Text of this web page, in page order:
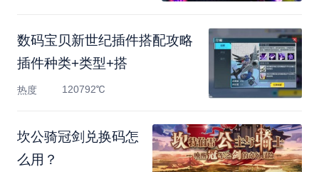
数码宝贝新世纪插件搭配攻略
插件种类+类型+搭
热度 120792℃
坎公骑冠剑兑换码怎
么用？